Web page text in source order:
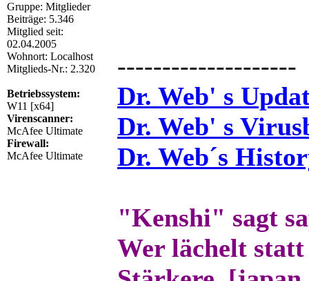
Gruppe: Mitglieder
Beiträge: 5.346
Mitglied seit:
02.04.2005
Wohnort: Localhost
Mitglieds-Nr.: 2.320
Betriebssystem:
W11 [x64]
Virenscanner:
McAfee Ultimate
Firewall:
McAfee Ultimate
--------------------
Dr. Web' s
Dr. Web' s
Dr. Web´s
"Kenshi" sagt
Wer lächelt